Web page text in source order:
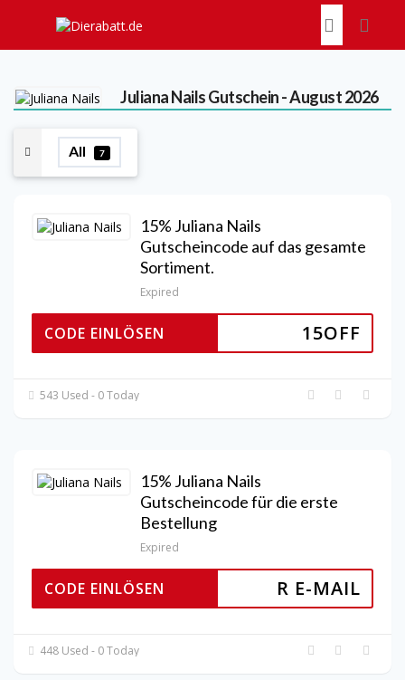
Juliana NailsGutschein - August 2026
All 7
15% Juliana Nails
Gutscheincode auf das gesamte
Sortiment.
Expired
15OFF
CODE EINLÖSEN
543 Used - 0 Today
15% Juliana Nails
Gutscheincode für die erste
Bestellung
Expired
R E-MAIL
CODE EINLÖSEN
448 Used - 0 Today